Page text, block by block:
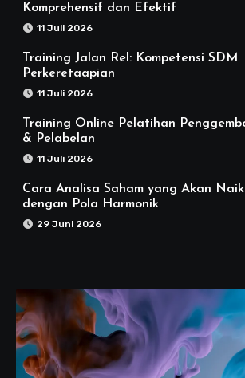
Komprehensif dan Efektif
11 Juli 2026
Training Jalan Rel: Kompetensi SDM
Perkeretaapian
11 Juli 2026
Training Online Pelatihan
& Pelabelan
11 Juli 2026
Cara Analisa Saham yang Akan Naik
dengan Pola Harmonik
29 Juni 2026